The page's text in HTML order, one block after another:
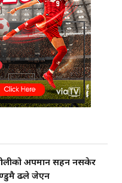
अपमान सहन नसकेर
ढले जेएन